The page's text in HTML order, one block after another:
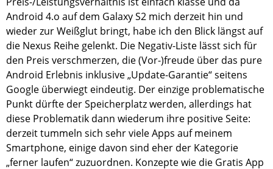
Android 4.o auf dem Galaxy S2 mich derzeit hin und
wieder zur Weißglut bringt, habe ich den Blick längst auf
die Nexus Reihe gelenkt. Die Negativ-Liste lässt sich für
den Preis verschmerzen, die (Vor-)freude über das pure
Android Erlebnis inklusive „Update-Garantie“ seitens
Google überwiegt eindeutig. Der einzige problematische
Punkt dürfte der Speicherplatz werden, allerdings hat
diese Problematik dann wiederum ihre positive Seite:
derzeit tummeln sich sehr viele Apps auf meinem
Smartphone, einige davon sind eher der Kategorie
„ferner laufen“ zuzuordnen. Konzepte wie die Gratis App